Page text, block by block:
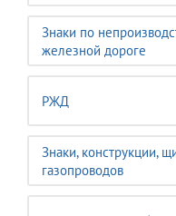
Знаки по
железной дороге
РЖД
Знаки, конструкции,
газопроводов